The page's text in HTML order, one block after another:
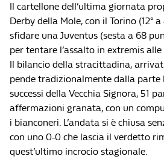
Il cartellone dell’ultima giornata
Derby della Mole, con il Torino (12°
sfidare una Juventus (sesta a 68
per tentare l’assalto in extremis
Il bilancio della stracittadina,
pende tradizionalmente dalla parte
successi della Vecchia Signora, 51
affermazioni granata, con un
i bianconeri. L’andata si è chiusa
con uno 0-0 che lascia il verdetto
quest’ultimo incrocio stagionale.